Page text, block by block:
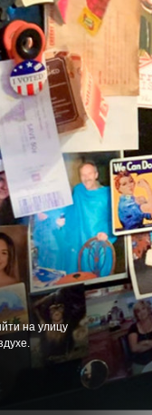
на улицу